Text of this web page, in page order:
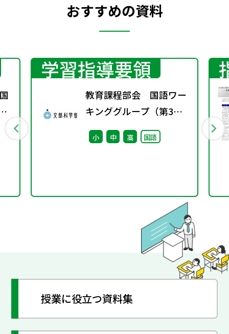
おすすめの資料
学習指導要領
教育課程部会 国語ワー
キンググループ（第3
回） 配付資料
小 中 高 国語
授業に役立つ資料集